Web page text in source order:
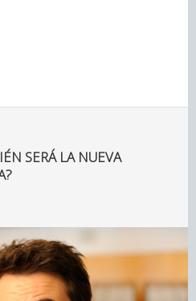
SERÁ LA NUEVA